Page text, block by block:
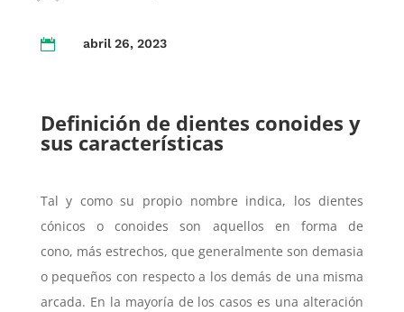
 abril 26, 2023
Definición de dientes conoides y
sus características
Tal y como su propio nombre indica, los dientes
cónicos o conoides son aquellos en forma de
cono, más estrechos, que generalmente son demasia
o pequeños con respecto a los demás de una misma
arcada. En la mayoría de los casos es una alteración